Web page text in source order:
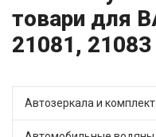
товари для
21081, 21083